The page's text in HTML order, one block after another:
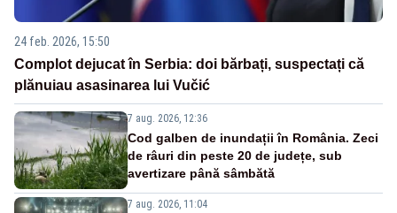
24 feb. 2026, 15:50
Complot dejucat în Serbia: doi bărbați, suspectați că
plănuiau asasinarea lui Vučić
7 aug. 2026, 12:36
Cod galben de inundații în România. Zeci
de râuri din peste 20 de județe, sub
avertizare până sâmbătă
7 aug. 2026, 11:04